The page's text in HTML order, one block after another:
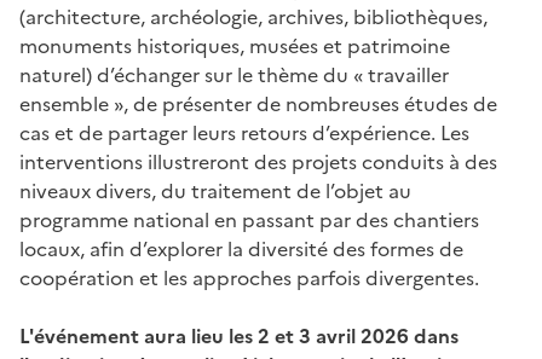
(architecture, archéologie, archives, bibliothèques,
monuments historiques, musées et patrimoine
naturel) d’échanger sur le thème du « travailler
ensemble », de présenter de nombreuses études de
cas et de partager leurs retours d’expérience. Les
interventions illustreront des projets conduits à des
niveaux divers, du traitement de l’objet au
programme national en passant par des chantiers
locaux, afin d’explorer la diversité des formes de
coopération et les approches parfois divergentes.
L'événement aura lieu les 2 et 3 avril 2026 dans